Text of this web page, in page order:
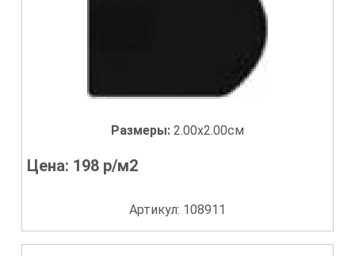
Размеры: 2.00x2.00см
Цена: 198 р/м2
Артикул: 108911